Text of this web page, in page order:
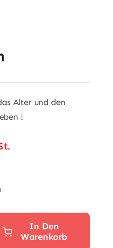
Alter und den
!
In Den
Warenkorb